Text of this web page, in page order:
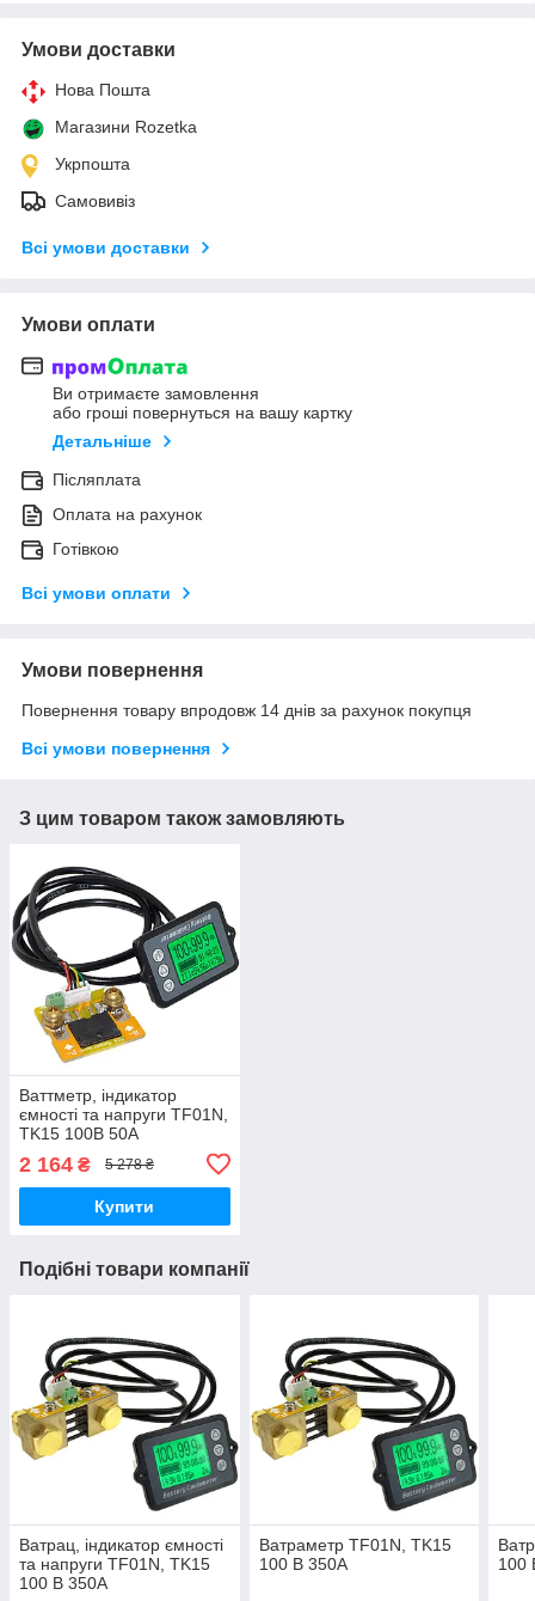
Умови доставки
Нова Пошта
Магазини Rozetka
Укрпошта
Самовивіз
Всі умови доставки
Умови оплати
Ви отримаєте замовлення
або гроші повернуться на вашу картку
Детальніше
Післяплата
Оплата на рахунок
Готівкою
Всі умови оплати
Умови повернення
Повернення товару впродовж 14 днів за рахунок покупця
Всі умови повернення
З цим товаром також замовляють
Ваттметр, індикатор
ємності та напруги TF01N,
TK15 100В 50A
2 164 ₴ 5 278 ₴
Купити
Подібні товари компанії
Ватрац, індикатор ємності
та напруги TF01N, TK15
100 В 350A
Ватраметр TF01N, TK15
100 В 350A
100